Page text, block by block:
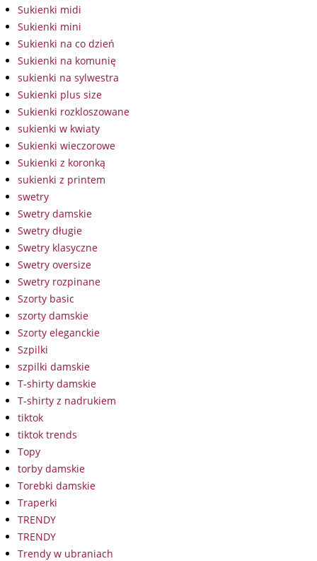
Sukienki midi
Sukienki mini
Sukienki na co dzień
Sukienki na komunię
sukienki na sylwestra
Sukienki plus size
Sukienki rozkloszowane
sukienki w kwiaty
Sukienki wieczorowe
Sukienki z koronką
sukienki z printem
swetry
Swetry damskie
Swetry długie
Swetry klasyczne
Swetry oversize
Swetry rozpinane
Szorty basic
szorty damskie
Szorty eleganckie
Szpilki
szpilki damskie
T-shirty damskie
T-shirty z nadrukiem
tiktok
tiktok trends
Topy
torby damskie
Torebki damskie
Traperki
TRENDY
TRENDY
Trendy w ubraniach